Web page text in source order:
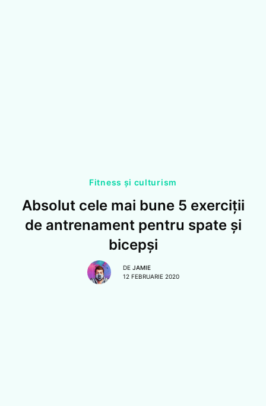
Fitness și culturism
Absolut cele mai bune 5 exerciții
de antrenament pentru spate și
bicepși
DE JAMIE
12 FEBRUARIE 2020